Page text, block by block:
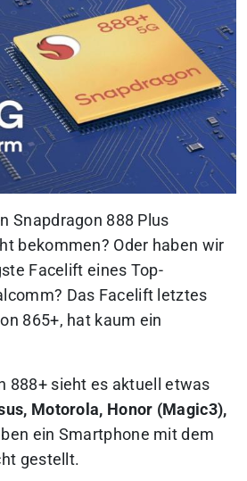
Snapdragon 888 Plus
bekommen? Oder haben wir
Facelift eines Top-
Das Facelift letztes
865+, hat kaum ein
888+ sieht es aktuell etwas
Motorola, Honor (Magic3),
ein Smartphone mit dem
gestellt.